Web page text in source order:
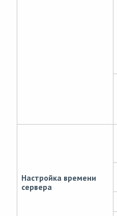
Настройка времени
сервера